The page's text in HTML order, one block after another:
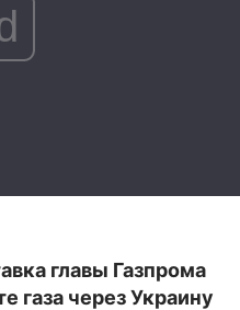
главы Газпрома
газа через Украину